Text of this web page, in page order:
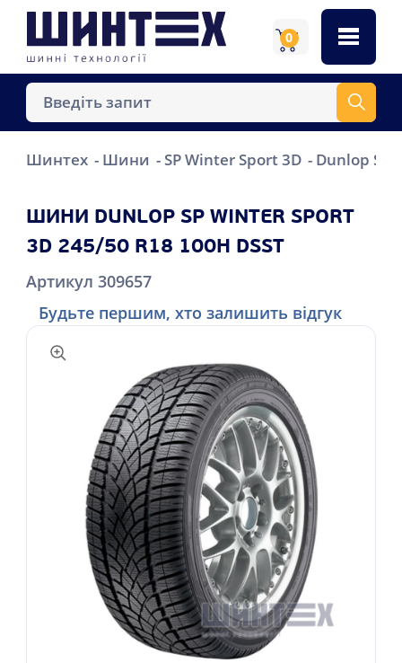
0
Шинтех Шини SP Winter Sport 3D Dunlop SP
ШИНИ DUNLOP SP WINTER SPORT
3D 245/50 R18 100H DSST
Артикул 309657
Будьте першим, хто залишить відгук